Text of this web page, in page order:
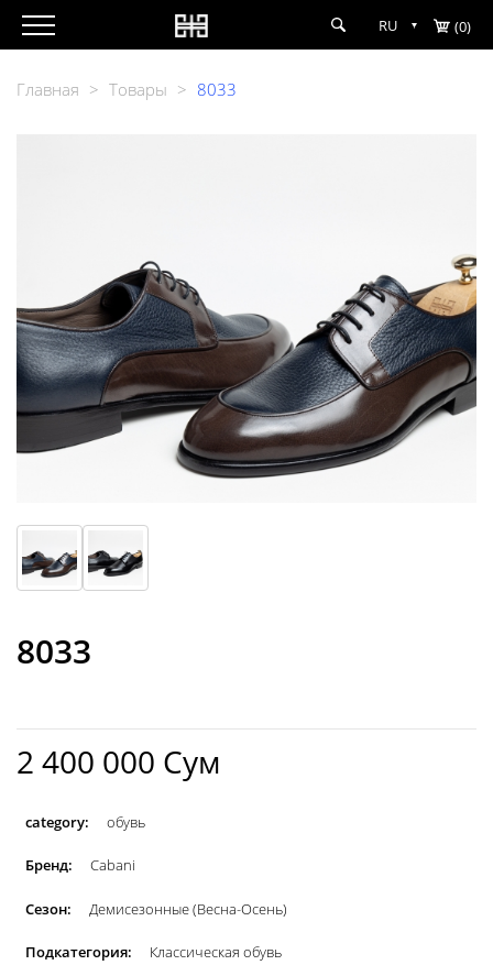
RU (0)
Главная > Товары > 8033
8033
2 400 000 Сум
category: обувь
Бренд: Cabani
Сезон: Демисезонные (Весна-Осень)
Подкатегория: Классическая обувь